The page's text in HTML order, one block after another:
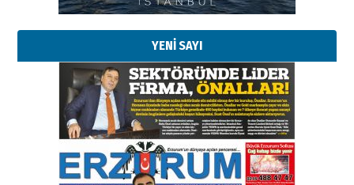
YENİ SAYI